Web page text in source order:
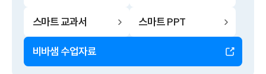
스마트 교과서 스마트 PPT
비바샘 수업자료